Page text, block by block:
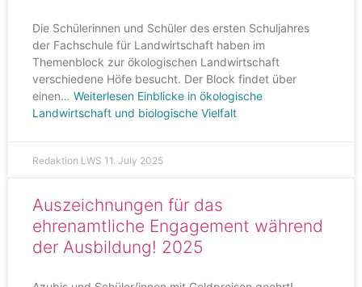
Die Schülerinnen und Schüler des ersten Schuljahres
der Fachschule für Landwirtschaft haben im
Themenblock zur ökologischen Landwirtschaft
verschiedene Höfe besucht. Der Block findet über
einen… Weiterlesen Einblicke in ökologische
Landwirtschaft und biologische Vielfalt
Redaktion LWS 11. July 2025
Auszeichnungen für das
ehrenamtliche Engagement während
der Ausbildung! 2025